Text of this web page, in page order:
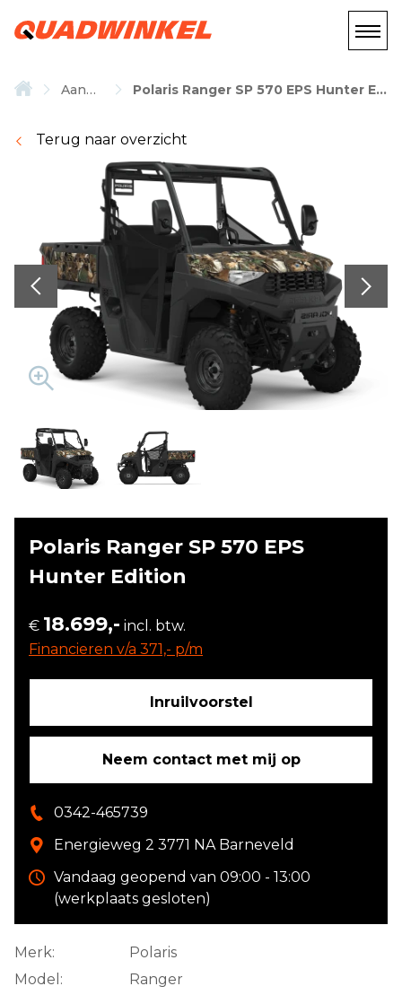
Aanbod Polaris Ranger SP 570 EPS Hunter Edition
Terug naar overzicht
Polaris Ranger SP 570 EPS
Hunter Edition
€ 18.699,- incl. btw.
Financieren v/a 371,- p/m
Inruilvoorstel
Neem contact met mij op
0342-465739
Energieweg 2 3771 NA Barneveld
Vandaag geopend van 09:00 - 13:00
(werkplaats gesloten)
Merk:
Polaris
Model:
Ranger